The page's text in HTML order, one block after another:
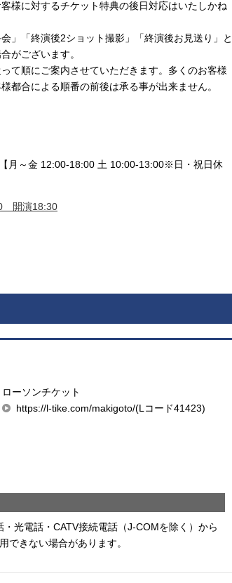
様に対するチケット特典の後日対応はいたしかね
」「終演後2ショット撮影」「終演後お見送り」と
がございます。
て順にご案内させていただきます。多くのお客様
都合による順番の前後は承る事が出来ません。
月～金 12:00-18:00 土 10:00-13:00※日・祝日休
開演18:30
ローソンチケット
https://l-tike.com/makigoto/(Lコード41423)
光電話・CATV接続電話（J-COMを除く）から
できない場合があります。